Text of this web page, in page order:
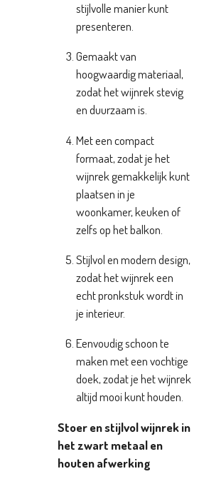
stijlvolle manier kunt
presenteren.
Gemaakt van
hoogwaardig materiaal,
zodat het wijnrek stevig
en duurzaam is.
Met een compact
formaat, zodat je het
wijnrek gemakkelijk kunt
plaatsen in je
woonkamer, keuken of
zelfs op het balkon.
Stijlvol en modern design,
zodat het wijnrek een
echt pronkstuk wordt in
je interieur.
Eenvoudig schoon te
maken met een vochtige
doek, zodat je het wijnrek
altijd mooi kunt houden.
Stoer en stijlvol wijnrek in
het zwart metaal en
houten afwerking